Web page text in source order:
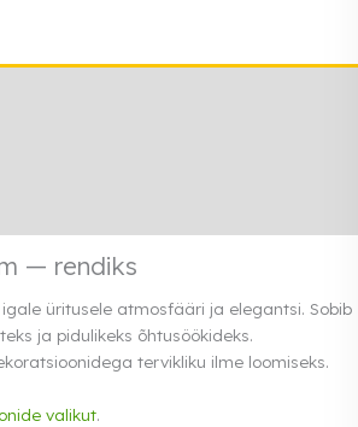
— rendiks
üritusele atmosfääri ja elegantsi. Sobib
ja pidulikeks õhtusöökideks.
tervikliku ilme loomiseks.
valikut.